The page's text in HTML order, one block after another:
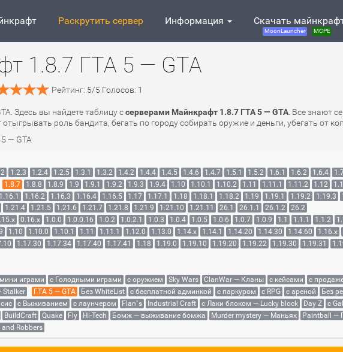
Раскрутить сервер Информация Скачать
MoonLauncher MCPE
1.8.7 ГТА 5 — GTA
Рейтинг: 5/5 Голосов: 1
Здесь вы найдете таблицу ссерверами Майнкрафт 1.8.7 ГТА 5 — GTA . Все знают
роль бандита, бегать по городу собирать оружие и деньги, убегать от
— GTA
1.2.3 1.2.4 1.2.5 1.3.1 1.3.2 1.4.2 1.4.4 1.4.5 1.4.6 1.4.7 1.5.1 1.5.2 1.6.1 1.6.2 1.6.4
1.8.7 1.8.8 1.8.9 1.9 1.9.1 1.9.2 1.9.3 1.9.4 1.10 1.10.1 1.10.2 1.11 1.11.1 1.11.2 1.12
1.16.1 1.16.2 1.16.3 1.16.4 1.16.5 1.17 1.17.1 1.18 1.18.1 1.18.2 1.19 1.19.1 1.19.2 1.19.3
1.21.4 1.21.5 1.21.6 1.21.7 1.21.8 1.21.9 1.21.10 1.21.11 26.1 26.1.1 26.1.2 26.2
0.16.x 1.0.0 1.0.0.16 1.0.2 1.0.2.1 1.0.3 1.0.4 1.0.5 1.0.6 1.0.7 1.0.9 1.1 1.1.1 1.1.2
1.10 1.10.0 1.10.1 1.11 1.11.1 1.12.0 1.13.0 1.14.x 1.14.1 1.14.20 1.14.30 1.14.60 1.16.x
1.17.30 1.17.34 1.17.40 1.17.41 1.18 1.19.0 1.19.10 1.19.20 1.19.22 1.19.30 1.19.31
играми с Голодными играми с оружием Sky Wars ClanWar — Кланы с кейсами с
Stalker ГТА 5 — GTA Без WhiteList с бесплатной админкой с паркуром с RPG с ареной Без
с Выживанием с лаунчером Flan`s Industrial Craft с Лаки блоком — Lucky block Day Z с
BuildCraft Quake Fly Hi-Tech Бомж — выживание бомжа Murder mystery — Маньяк Paintball —
Robbers